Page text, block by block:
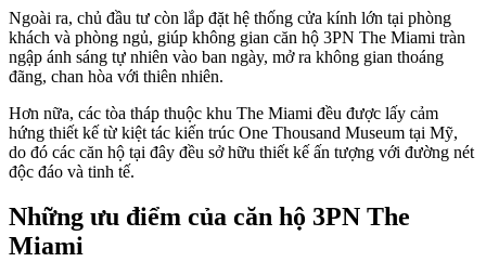
Ngoài ra, chủ đầu tư còn lắp đặt hệ thống cửa kính lớn tại phòng
khách và phòng ngủ, giúp không gian căn hộ 3PN The Miami tràn
ngập ánh sáng tự nhiên vào ban ngày, mở ra không gian thoáng
đãng, chan hòa với thiên nhiên.
Hơn nữa, các tòa tháp thuộc khu The Miami đều được lấy cảm
hứng thiết kế từ kiệt tác kiến trúc One Thousand Museum tại Mỹ,
do đó các căn hộ tại đây đều sở hữu thiết kế ấn tượng với đường nét
độc đáo và tinh tế.
Những ưu điểm của căn hộ 3PN The
Miami